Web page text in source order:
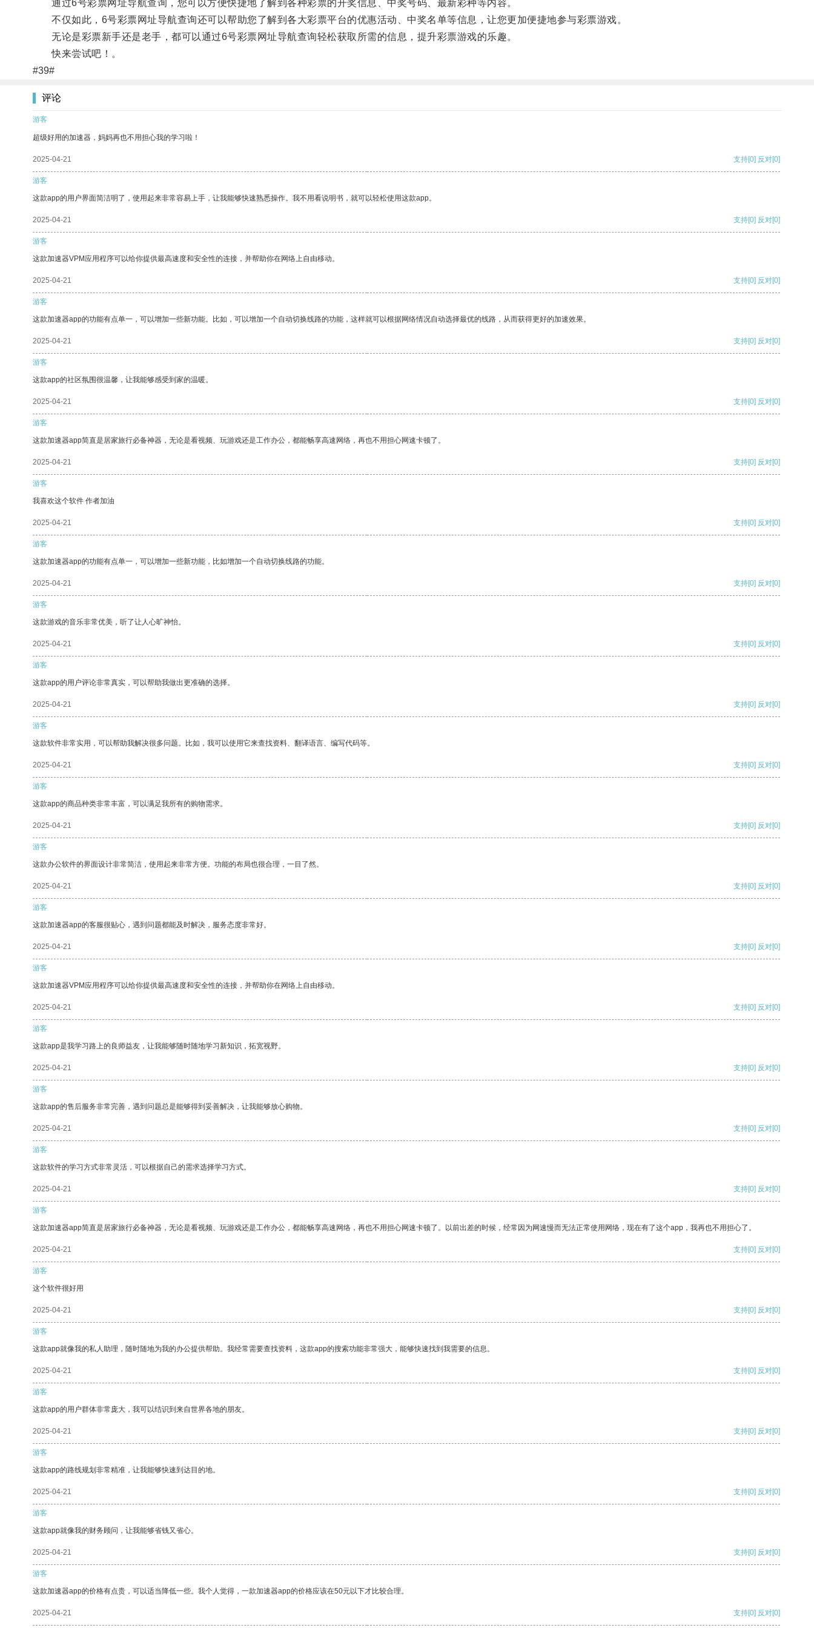
通过6号彩票网址导航查询，您可以方便快捷地了解到各种彩票的开奖信息、中奖号码、最新彩种等内容。
不仅如此，6号彩票网址导航查询还可以帮助您了解到各大彩票平台的优惠活动、中奖名单等信息，让您更加便捷地参与彩票游戏。
无论是彩票新手还是老手，都可以通过6号彩票网址导航查询轻松获取所需的信息，提升彩票游戏的乐趣。
快来尝试吧！。
#39#
评论
游客
超级好用的加速器，妈妈再也不用担心我的学习啦！
2025-04-21 支持[0] 反对[0]
游客
这款app的用户界面简洁明了，使用起来非常容易上手，让我能够快速熟悉操作。我不用看说明书，就可以轻松使用这款app。
2025-04-21 支持[0] 反对[0]
游客
这款加速器VPM应用程序可以给你提供最高速度和安全性的连接，并帮助你在网络上自由移动。
2025-04-21 支持[0] 反对[0]
游客
这款加速器app的功能有点单一，可以增加一些新功能。比如，可以增加一个自动切换线路的功能，这样就可以根据网络情况自动选择最优的线路，从而获得更好的加速效果。
2025-04-21 支持[0] 反对[0]
游客
这款app的社区氛围很温馨，让我能够感受到家的温暖。
2025-04-21 支持[0] 反对[0]
游客
这款加速器app简直是居家旅行必备神器，无论是看视频、玩游戏还是工作办公，都能畅享高速网络，再也不用担心网速卡顿了。
2025-04-21 支持[0] 反对[0]
游客
我喜欢这个软件 作者加油
2025-04-21 支持[0] 反对[0]
游客
这款加速器app的功能有点单一，可以增加一些新功能，比如增加一个自动切换线路的功能。
2025-04-21 支持[0] 反对[0]
游客
这款游戏的音乐非常优美，听了让人心旷神怡。
2025-04-21 支持[0] 反对[0]
游客
这款app的用户评论非常真实，可以帮助我做出更准确的选择。
2025-04-21 支持[0] 反对[0]
游客
这款软件非常实用，可以帮助我解决很多问题。比如，我可以使用它来查找资料、翻译语言、编写代码等。
2025-04-21 支持[0] 反对[0]
游客
这款app的商品种类非常丰富，可以满足我所有的购物需求。
2025-04-21 支持[0] 反对[0]
游客
这款办公软件的界面设计非常简洁，使用起来非常方便。功能的布局也很合理，一目了然。
2025-04-21 支持[0] 反对[0]
游客
这款加速器app的客服很贴心，遇到问题都能及时解决，服务态度非常好。
2025-04-21 支持[0] 反对[0]
游客
这款加速器VPM应用程序可以给你提供最高速度和安全性的连接，并帮助你在网络上自由移动。
2025-04-21 支持[0] 反对[0]
游客
这款app是我学习路上的良师益友，让我能够随时随地学习新知识，拓宽视野。
2025-04-21 支持[0] 反对[0]
游客
这款app的售后服务非常完善，遇到问题总是能够得到妥善解决，让我能够放心购物。
2025-04-21 支持[0] 反对[0]
游客
这款软件的学习方式非常灵活，可以根据自己的需求选择学习方式。
2025-04-21 支持[0] 反对[0]
游客
这款加速器app简直是居家旅行必备神器，无论是看视频、玩游戏还是工作办公，都能畅享高速网络，再也不用担心网速卡顿了。以前出差的时候，经常因为网速慢而无法正常使用网络，现在有了这个app，我再也不用担心了。
2025-04-21 支持[0] 反对[0]
游客
这个软件很好用
2025-04-21 支持[0] 反对[0]
游客
这款app就像我的私人助理，随时随地为我的办公提供帮助。我经常需要查找资料，这款app的搜索功能非常强大，能够快速找到我需要的信息。
2025-04-21 支持[0] 反对[0]
游客
这款app的用户群体非常庞大，我可以结识到来自世界各地的朋友。
2025-04-21 支持[0] 反对[0]
游客
这款app的路线规划非常精准，让我能够快速到达目的地。
2025-04-21 支持[0] 反对[0]
游客
这款app就像我的财务顾问，让我能够省钱又省心。
2025-04-21 支持[0] 反对[0]
游客
这款加速器app的价格有点贵，可以适当降低一些。我个人觉得，一款加速器app的价格应该在50元以下才比较合理。
2025-04-21 支持[0] 反对[0]